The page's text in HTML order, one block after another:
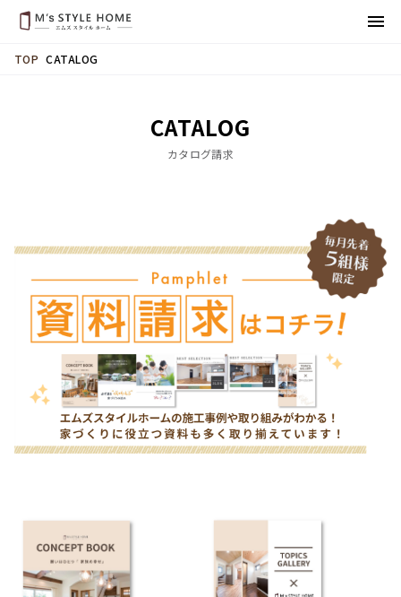
TOP CATALOG
CATALOG
カタログ請求